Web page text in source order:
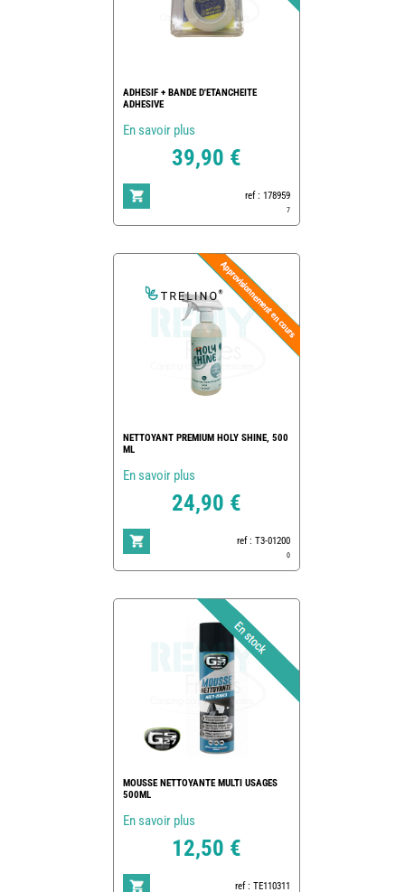
ADHESIF + BANDE D'ETANCHEITE
ADHESIVE
En savoir plus
39,90 €
ref : 178959
7
NETTOYANT PREMIUM HOLY SHINE, 500
ML
En savoir plus
24,90 €
ref : T3-01200
0
MOUSSE NETTOYANTE MULTI USAGES
500ML
En savoir plus
12,50 €
ref : TE110311